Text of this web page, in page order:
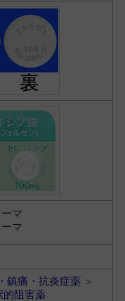
マ
マ
鎮痛・抗炎症薬 ＞
的阻害薬